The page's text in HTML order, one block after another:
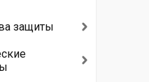
защиты